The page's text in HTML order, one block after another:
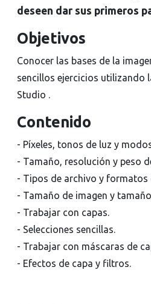
deseen dar sus primeros
Objetivos
Conocer las bases de la
sencillos ejercicios utilizando
Studio .
Contenido
- Píxeles, tonos de luz y
- Tamaño, resolución y peso
- Tipos de archivo y formatos
- Tamaño de imagen y
- Trabajar con capas.
- Selecciones sencillas.
- Trabajar con máscaras de
- Efectos de capa y filtros.